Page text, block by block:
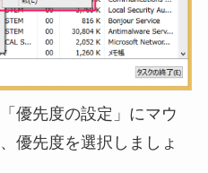
優先度の設定」にマウ
優先度を選択しましょ